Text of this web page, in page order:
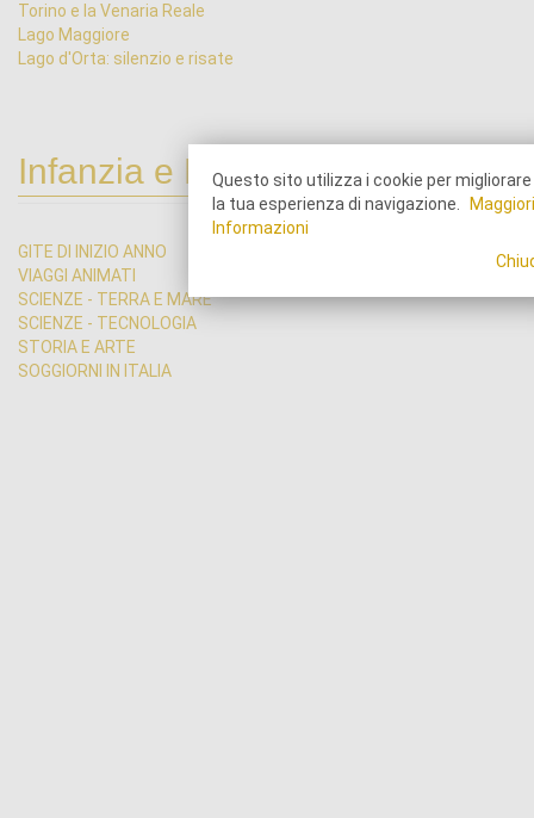
Torino e la Venaria Reale
Lago Maggiore
Lago d'Orta: silenzio e risate
Infanzia e Primarie
GITE DI INIZIO ANNO
VIAGGI ANIMATI
SCIENZE - TERRA E MARE
SCIENZE - TECNOLOGIA
STORIA E ARTE
SOGGIORNI IN ITALIA
Questo sito utilizza i cookie per migliorare
la tua esperienza di navigazione.
Informazioni